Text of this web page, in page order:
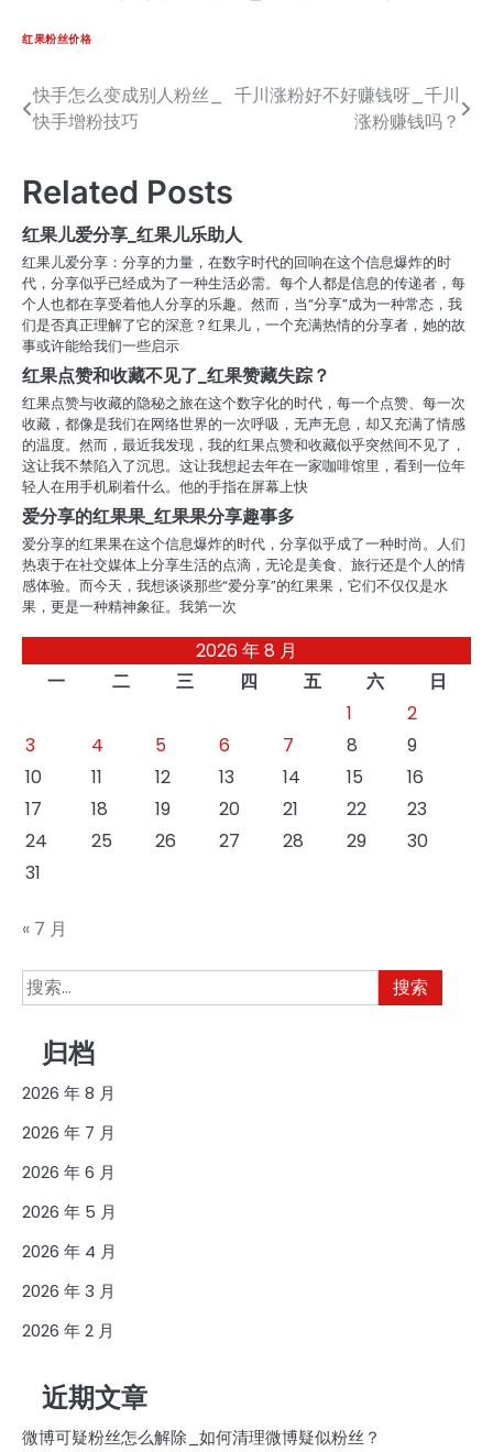
红果粉丝价格
文
章
导
航
快手怎么变成别人粉丝_
快手增粉技巧
千川涨粉好不好赚钱呀_千川
涨粉赚钱吗？
Related Posts
红果儿爱分享_红果儿乐助人
红果儿爱分享：分享的力量，在数字时代的回响在这个信息爆炸的时
代，分享似乎已经成为了一种生活必需。每个人都是信息的传递者，每
个人也都在享受着他人分享的乐趣。然而，当“分享”成为一种常态，我
们是否真正理解了它的深意？红果儿，一个充满热情的分享者，她的故
事或许能给我们一些启示
红果点赞和收藏不见了_红果赞藏失踪？
红果点赞与收藏的隐秘之旅在这个数字化的时代，每一个点赞、每一次
收藏，都像是我们在网络世界的一次呼吸，无声无息，却又充满了情感
的温度。然而，最近我发现，我的红果点赞和收藏似乎突然间不见了，
这让我不禁陷入了沉思。这让我想起去年在一家咖啡馆里，看到一位年
轻人在用手机刷着什么。他的手指在屏幕上快
爱分享的红果果_红果果分享趣事多
爱分享的红果果在这个信息爆炸的时代，分享似乎成了一种时尚。人们
热衷于在社交媒体上分享生活的点滴，无论是美食、旅行还是个人的情
感体验。而今天，我想谈谈那些“爱分享”的红果果，它们不仅仅是水
果，更是一种精神象征。我第一次
2026 年 8 月
一
二 三 四 五 六
日
1
2
3
4 5 6 7 8
9
10
11 12 13 14 15
16
17
18 19 20 21 22
23
24
25 26 27 28 29
30
31
« 7 月
搜
索：
归档
2026 年 8 月
2026 年 7 月
2026 年 6 月
2026 年 5 月
2026 年 4 月
2026 年 3 月
2026 年 2 月
近期文章
微博可疑粉丝怎么解除_如何清理微博疑似粉丝？